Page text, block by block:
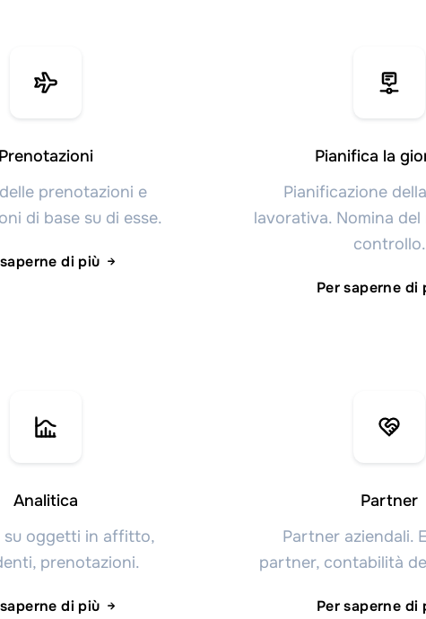
Prenotazioni
prenotazioni e
di base su di esse.
di più
Pianifica la
Pianificazione
lavorativa. Nomina
controllo.
Per saperne di
Analitica
su oggetti in affitto,
prenotazioni.
di più
Partner
Partner aziendali.
partner, contabilità
Per saperne di